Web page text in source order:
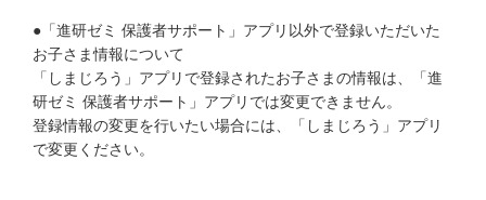
●「進研ゼミ 保護者サポート」アプリ以外で登録いただいた
お子さま情報について
「しまじろう」アプリで登録されたお子さまの情報は、「進
研ゼミ 保護者サポート」アプリでは変更できません。
登録情報の変更を行いたい場合には、「しまじろう」アプリ
で変更ください。